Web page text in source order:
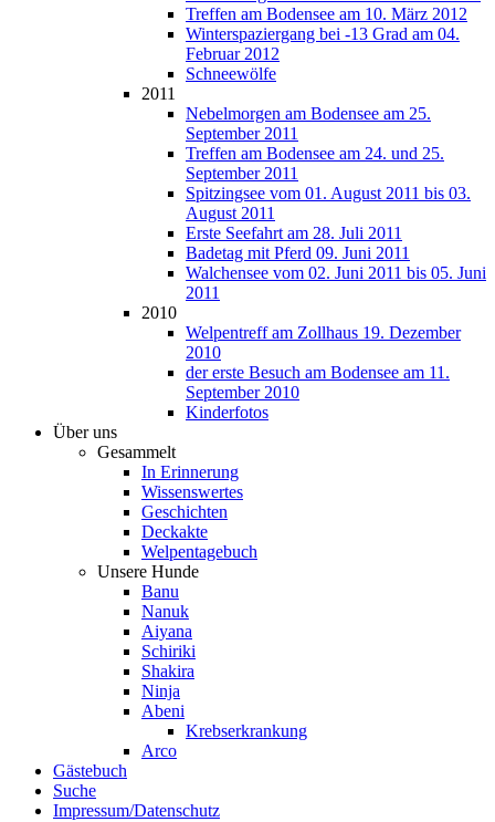
Treffen am Bodensee am 10. März 2012
Winterspaziergang bei -13 Grad am 04.
Februar 2012
Schneewölfe
2011
Nebelmorgen am Bodensee am 25.
September 2011
Treffen am Bodensee am 24. und 25.
September 2011
Spitzingsee vom 01. August 2011 bis 03.
August 2011
Erste Seefahrt am 28. Juli 2011
Badetag mit Pferd 09. Juni 2011
Walchensee vom 02. Juni 2011 bis 05. Juni
2011
2010
Welpentreff am Zollhaus 19. Dezember
2010
der erste Besuch am Bodensee am 11.
September 2010
Kinderfotos
Über uns
Gesammelt
In Erinnerung
Wissenswertes
Geschichten
Deckakte
Welpentagebuch
Unsere Hunde
Banu
Nanuk
Aiyana
Schiriki
Shakira
Ninja
Abeni
Krebserkrankung
Arco
Gästebuch
Suche
Impressum/Datenschutz